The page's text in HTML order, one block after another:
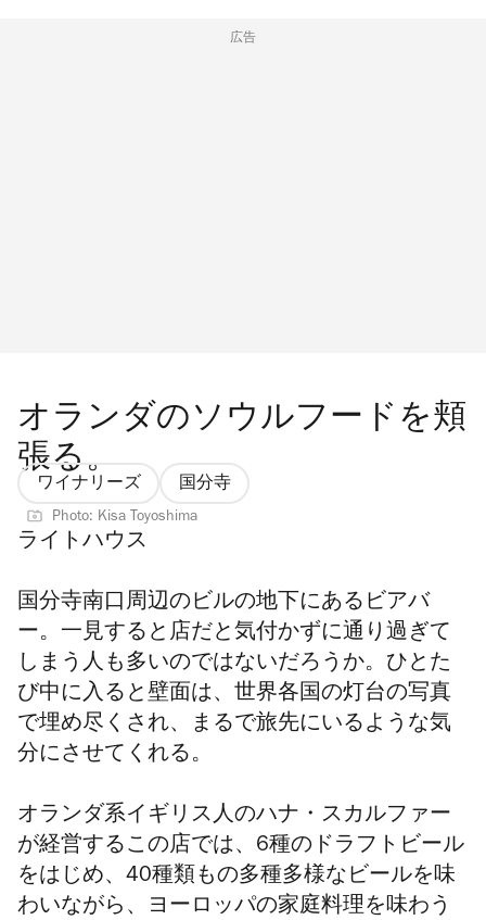
広告
オランダのソウルフードを頬
張る。
ワイナリーズ 国分寺
Photo: Kisa Toyoshima
ライトハウス
国分寺南口周辺のビルの地下にあるビアバ
ー。一見すると店だと気付かずに通り過ぎて
しまう人も多いのではないだろうか。ひとた
び中に入ると壁面は、世界各国の灯台の写真
で埋め尽くされ、まるで旅先にいるような気
分にさせてくれる。
オランダ系イギリス人のハナ・スカルファー
が経営するこの店では、6種のドラフトビール
をはじめ、40種類もの多種多様なビールを味
わいながら、ヨーロッパの家庭料理を味わう